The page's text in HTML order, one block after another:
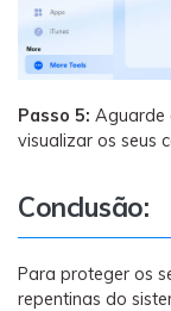
Passo 5: Aguarde
visualizar os seus
Conclusão:
Para proteger os
repentinas do